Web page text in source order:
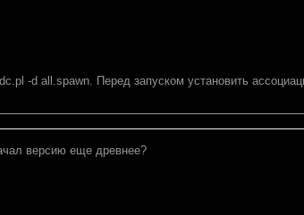
-d all.spawn. Перед запуском установить
версию еще древнее?